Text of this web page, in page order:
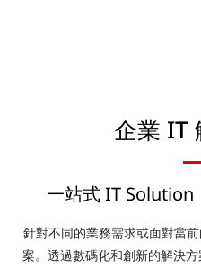
企業 IT
一站式 IT Solution
針對不同的業務需求或面對當
案。透過數碼化和創新的解決